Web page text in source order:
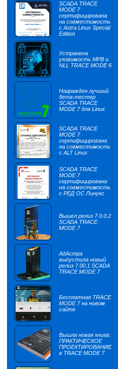
SCADA TRACE
MODE 7
сертифицирована
на совместимость
с Astra Linux Special
Edition
Устранена
уязвимость МРВ и
NLL TRACE MODE 6
Награжден лучший
бета-тестер
SCADA TRACE
MODE 7 для Linux
SCADA TRACE
MODE 7
сертифицирована
на совместимость
с ALT Linux
SCADA TRACE
MODE 7
сертифицирована
на совместимость
с РЕД ОС Линукс
Вышел релиз 7.0.0.2
SCADA TRACE
MODE 7
АдАстра
выпустила новый
релиз 7.00.1 SCADA
TRACE MODE 7
Бесплатная TRACE
MODE 7 на новом
сайте
Вышла новая книга:
ПРАКТИЧЕСКОЕ
ПРОЕКТИРОВАНИЕ
в TRACE MODE 7